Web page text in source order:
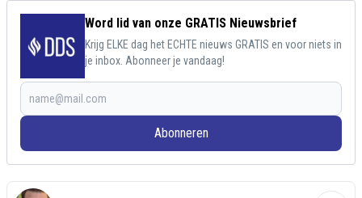
Word lid van onze GRATIS Nieuwsbrief
Krijg ELKE dag het ECHTE nieuws GRATIS en voor niets in
je inbox. Abonneer je vandaag!
Abonneren